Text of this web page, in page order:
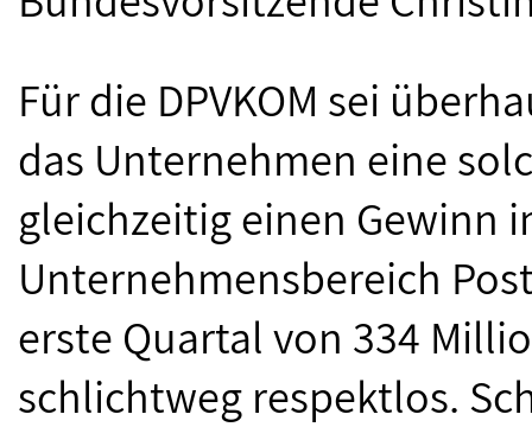
Für die DPVKOM sei
das Unternehmen eine
gleichzeitig einen Gewinn
Unternehmensbereich
erste Quartal von 334
schlichtweg respektlos.